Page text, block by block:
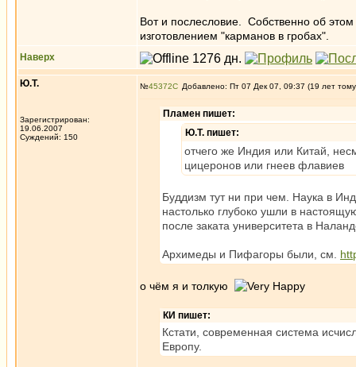
Вот и послесловие. Собственно об
изготовлением "карманов в гробах".
Наверх
Ю.Т.
Зарегистрирован:
19.06.2007
Суждений: 150
№45372 Добавлено: Пт 07 Дек 07, 09:37 (19 лет
Пламен пишет:
Ю.Т. пишет:
отчего же Индия или Китай,
цицеронов или гнеев флавиев
Буддизм тут ни при чем. Наука в
настолько глубоко ушли в
после заката университета в
Архимеды и Пифагоры были, см.
о чём я и толкую
КИ пишет:
Кстати, современная система
Европу.